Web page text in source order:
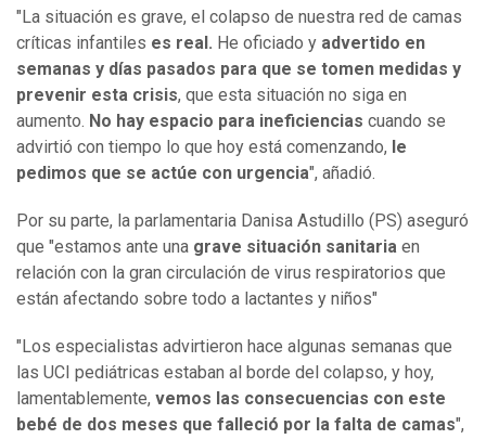
"La situación es grave, el colapso de nuestra red de camas
críticas infantiles es real. He oficiado y advertido en
semanas y días pasados para que se tomen medidas y
prevenir esta crisis, que esta situación no siga en
aumento. No hay espacio para ineficiencias cuando se
advirtió con tiempo lo que hoy está comenzando, le
pedimos que se actúe con urgencia", añadió.
Por su parte, la parlamentaria Danisa Astudillo (PS) aseguró
que "estamos ante una grave situación sanitaria en
relación con la gran circulación de virus respiratorios que
están afectando sobre todo a lactantes y niños"
"Los especialistas advirtieron hace algunas semanas que
las UCI pediátricas estaban al borde del colapso, y hoy,
lamentablemente, vemos las consecuencias con este
bebé de dos meses que falleció por la falta de camas",